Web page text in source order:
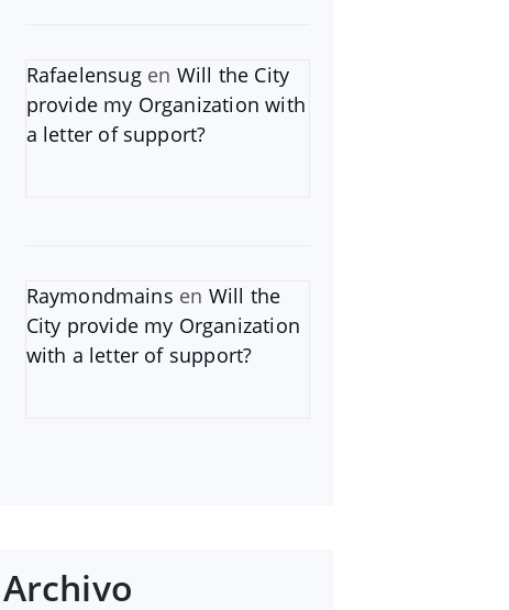
Rafaelensugen Will the City
provide my Organization with
a letter of support?
Raymondmains en Will the
City provide my Organization
with a letter of support?
Archivo